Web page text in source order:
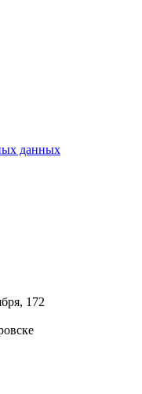
данных
172